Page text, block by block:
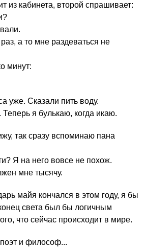
из кабинета, второй спрашивает:
а то мне раздеваться не
минут:
уже. Сказали пить воду.
я булькаю, когда икаю.
так сразу вспоминаю пана
Я на него вовсе не похож.
мне тысячу.
майя кончался в этом году, я бы
света был бы логичным
что сейчас происходит в мире.
и философ...